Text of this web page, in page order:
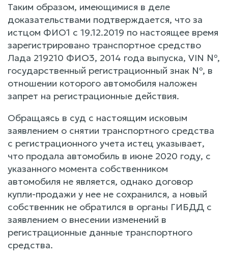
Таким образом, имеющимися в деле
доказательствами подтверждается, что за
истцом ФИО1 с 19.12.2019 по настоящее время
зарегистрировано транспортное средство
Лада 219210 ФИО3, 2014 года выпуска, VIN №,
государственный регистрационный знак №, в
отношении которого автомобиля наложен
запрет на регистрационные действия.
Обращаясь в суд с настоящим исковым
заявлением о снятии транспортного средства
с регистрационного учета истец указывает,
что продала автомобиль в июне 2020 году, с
указанного момента собственником
автомобиля не является, однако договор
купли-продажи у нее не сохранился, а новый
собственник не обратился в органы ГИБДД с
заявлением о внесении изменений в
регистрационные данные транспортного
средства.